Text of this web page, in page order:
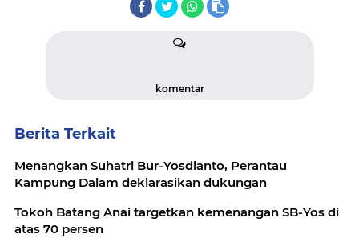
komentar
Berita Terkait
Menangkan Suhatri Bur-Yosdianto, Perantau
Kampung Dalam deklarasikan dukungan
Tokoh Batang Anai targetkan kemenangan SB-Yos di
atas 70 persen